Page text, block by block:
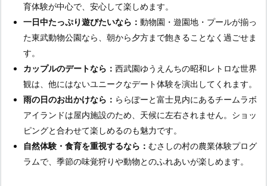
育体験が中心で、安心して楽しめます。
一日中たっぷり遊びたいなら： 動物園・遊園地・プールが揃っ
た東武動物公園なら、朝から夕方まで飽きることなく過ごせま
す。
カップルのデートなら： 西武園ゆうえんちの昭和レトロな世界
観は、他にはないユニークなデート体験を演出してくれます。
雨の日のお出かけなら： ららぽーと富士見内にあるチームラボ
アイランドは屋内施設のため、天候に左右されません。ショッ
ピングと合わせて楽しめるのも魅力です。
自然体験・食育を重視するなら： むさしの村の農業体験プログ
ラムで、季節の味覚狩りや動物とのふれあいが楽しめます。